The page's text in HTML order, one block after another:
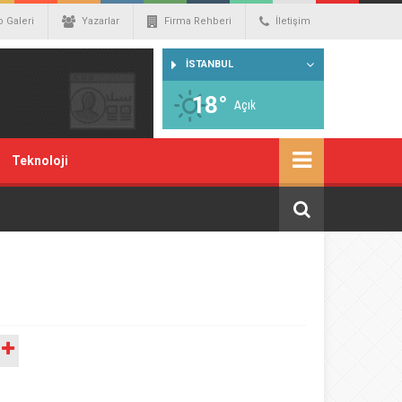
Galeri Yazarlar Firma Rehberi İletişim
İSTANBUL
18° Açık
Teknoloji